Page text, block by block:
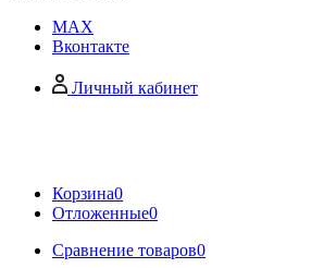
MAX
Вконтакте
Личный кабинет
Корзина0
Отложенные0
Сравнение товаров0